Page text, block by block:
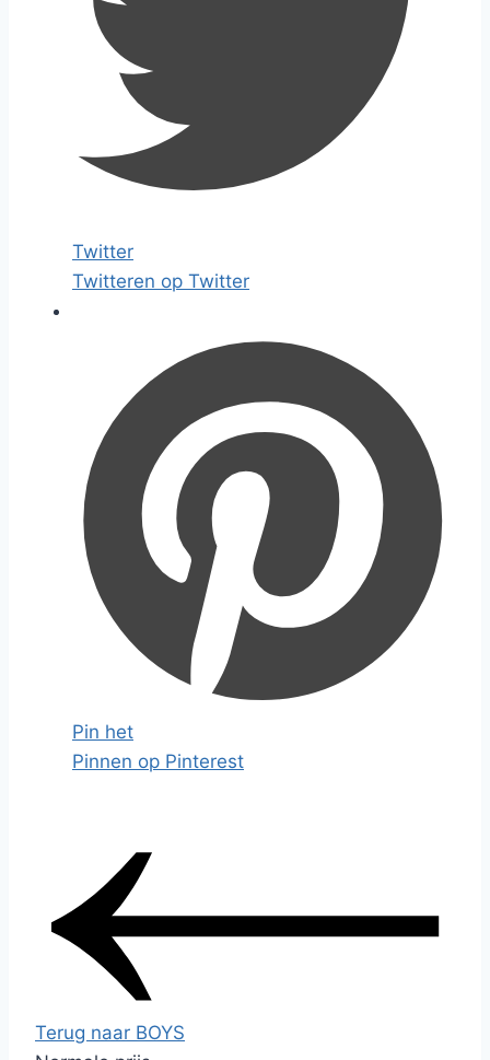
Twitter
Twitteren op Twitter
Pin het
Pinnen op Pinterest
Terug naar BOYS